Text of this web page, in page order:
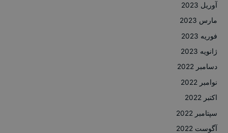
آوریل 2023
مارس 2023
فوریه 2023
ژانویه 2023
دسامبر 2022
نوامبر 2022
اکتبر 2022
سپتامبر 2022
آگوست 2022